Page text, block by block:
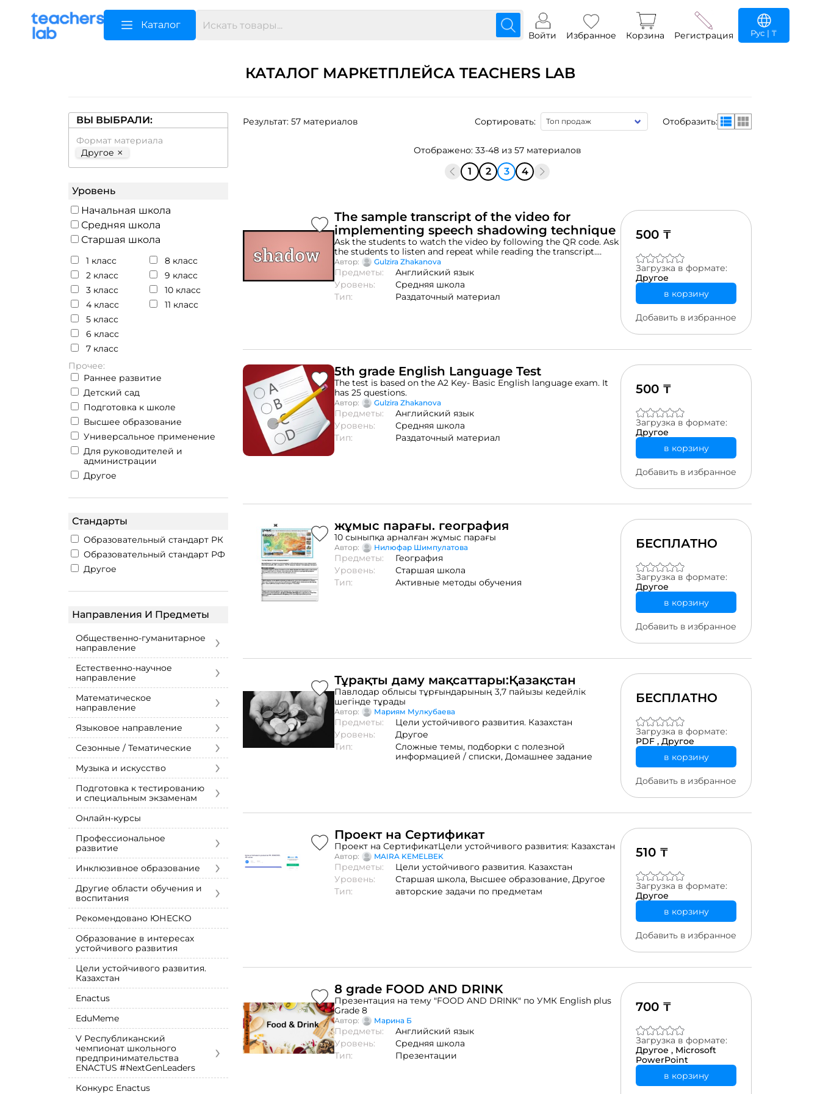
Каталог
Войти Избранное Корзина Регистрация Рус | ₸
КАТАЛОГ МАРКЕТПЛЕЙСА TEACHERS LAB
ВЫ ВЫБРАЛИ:
Формат материала
Другое ×
Уровень
Начальная школа
Средняя школа
Старшая школа
1 класс
2 класс
3 класс
4 класс
5 класс
6 класс
7 класс
8 класс
9 класс
10 класс
11 класс
Прочее:
Раннее развитие
Детский сад
Подготовка к школе
Высшее образование
Универсальное применение
Для руководителей и
администрации
Другое
Стандарты
Образовательный стандарт РК
Образовательный стандарт РФ
Другое
Направления И Предметы
Общественно-гуманитарное
направление
›
Естественно-научное
направление
›
Математическое
направление
›
Языковое направление ›
Сезонные / Тематические ›
Музыка и искусство ›
Подготовка к тестированию
и специальным экзаменам
›
Онлайн-курсы
Профессиональное
развитие
›
Инклюзивное образование ›
Другие области обучения и
воспитания
›
Рекомендовано ЮНЕСКО
Образование в интересах
устойчивого развития
Цели устойчивого развития.
Казахстан
Enactus
EduMeme
V Республиканский
чемпионат школьного
предпринимательства
ENACTUS #NextGenLeaders
›
Конкурс Enactus
Результат: 57 материалов Сортировать: Отобразить:
Отображено: 33-48 из 57 материалов
1 2 3 4
The sample transcript of the video for
implementing speech shadowing technique
Ask the students to watch the video by following the QR code. Ask
the students to listen and repeat while reading the transcript.
Repeat until everyone feels comfortable doing it.You may divide
the students into groups and ask them to roleplay. To make it
more challenging, you may turn off the sound.
Автор: Gulzira Zhakanova
Предметы:
Английский язык
Уровень:
Средняя школа
Тип:
Раздаточный материал
500 ₸
Загрузка в формате:
Другое
в корзину
Добавить в избранное
5th grade English Language Test
The test is based on the A2 Key- Basic English language exam. It
has 25 questions.
Автор: Gulzira Zhakanova
Предметы:
Английский язык
Уровень:
Средняя школа
Тип:
Раздаточный материал
500 ₸
Загрузка в формате:
Другое
в корзину
Добавить в избранное
жұмыс парағы. география
10 сыныпқа арналған жұмыс парағы
Автор: Нилюфар Шимпулатова
Предметы:
География
Уровень:
Старшая школа
Тип:
Активные методы обучения
БЕСПЛАТНО
Загрузка в формате:
Другое
в корзину
Добавить в избранное
Тұрақты даму мақсаттары:Қазақстан
Павлодар облысы тұрғындарының 3,7 пайызы кедейлік
шегінде тұрады
Автор: Мариям Мулкубаева
Предметы:
Цели устойчивого развития. Казахстан
Уровень:
Другое
Тип:
Сложные темы, подборки с полезной
информацией / списки, Домашнее задание
БЕСПЛАТНО
Загрузка в формате:
PDF , Другое
в корзину
Добавить в избранное
Проект на Сертификат
Проект на СертификатЦели устойчивого развития: Казахстан
Автор: MAIRA KEMELBEK
Предметы:
Цели устойчивого развития. Казахстан
Уровень:
Старшая школа, Высшее образование, Другое
Тип:
авторские задачи по предметам
510 ₸
Загрузка в формате:
Другое
в корзину
Добавить в избранное
8 grade FOOD AND DRINK
Презентация на тему "FOOD AND DRINK" по УМК English plus
Grade 8
Автор: Марина Б
Предметы:
Английский язык
Уровень:
Средняя школа
Тип:
Презентации
700 ₸
Загрузка в формате:
Другое , Microsoft
PowerPoint
в корзину